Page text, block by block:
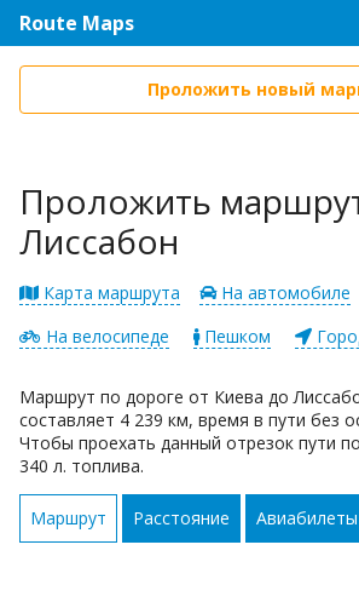
Route Maps
Проложить новый
Проложить
Лиссабон
Карта маршрута
На автомобиле
На велосипеде
Пешком
Маршрут по дороге от Киева до
составляет 4 239 км, время в пути без
Чтобы проехать данный отрезок пути
340 л. топлива.
Маршрут Расстояние Авиабилеты